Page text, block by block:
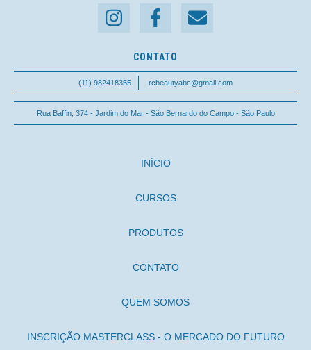
CONTATO
(11) 982418355 rcbeautyabc@gmail.com
Rua Baffin, 374 - Jardim do Mar - São Bernardo do Campo - São Paulo
INÍCIO
CURSOS
PRODUTOS
CONTATO
QUEM SOMOS
INSCRIÇÃO MASTERCLASS - O MERCADO DO FUTURO